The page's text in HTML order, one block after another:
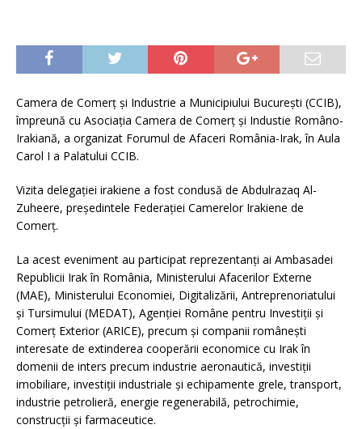
Camera de Comerț și Industrie a Municipiului București (CCIB),
împreună cu Asociația Camera de Comerț și Industie Româno-
Irakiană, a organizat Forumul de Afaceri România-Irak, în Aula
Carol I a Palatului CCIB.
Vizita delegației irakiene a fost condusă de Abdulrazaq Al-
Zuheere, președintele Federației Camerelor Irakiene de
Comerț.
La acest eveniment au participat reprezentanți ai Ambasadei
Republicii Irak în România, Ministerului Afacerilor Externe
(MAE), Ministerului Economiei, Digitalizării, Antreprenoriatului
și Tursimului (MEDAT), Agenției Române pentru Investiții și
Comerț Exterior (ARICE), precum și companii românești
interesate de extinderea cooperării economice cu Irak în
domenii de inters precum industrie aeronautică, investiții
imobiliare, investiții industriale și echipamente grele, transport,
industrie petrolieră, energie regenerabilă, petrochimie,
construcții și farmaceutice.